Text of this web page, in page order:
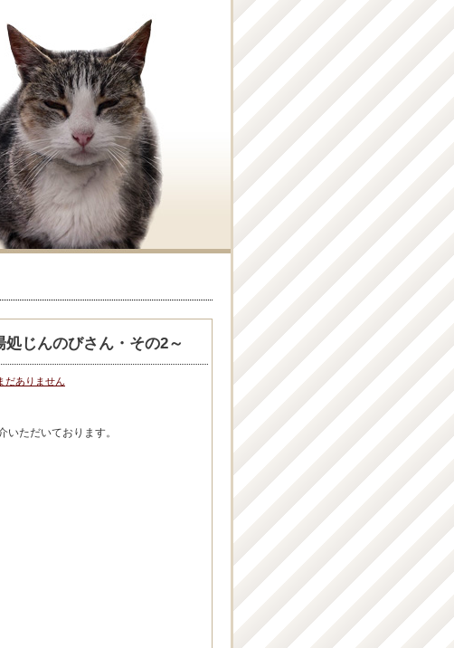
じんのびさん・その2～
だありません
ただいております。